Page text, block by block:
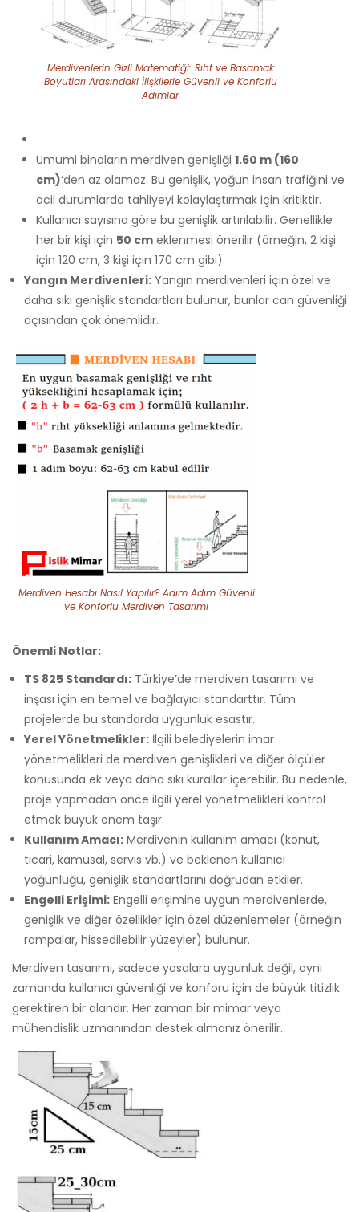
Merdivenlerin Gizli Matematiği: Rıht ve Basamak
Boyutları Arasındaki İlişkilerle Güvenli ve Konforlu
Adımlar
Umumi binaların merdiven genişliği 1.60 m (160
cm)‘den az olamaz. Bu genişlik, yoğun insan trafiğini ve
acil durumlarda tahliyeyi kolaylaştırmak için kritiktir.
Kullanıcı sayısına göre bu genişlik artırılabilir. Genellikle
her bir kişi için 50 cm eklenmesi önerilir (örneğin, 2 kişi
için 120 cm, 3 kişi için 170 cm gibi).
Yangın Merdivenleri: Yangın merdivenleri için özel ve
daha sıkı genişlik standartları bulunur, bunlar can güvenliği
açısından çok önemlidir.
Merdiven Hesabı Nasıl Yapılır? Adım Adım Güvenli
ve Konforlu Merdiven Tasarımı
Önemli Notlar:
TS 825 Standardı: Türkiye’de merdiven tasarımı ve
inşası için en temel ve bağlayıcı standarttır. Tüm
projelerde bu standarda uygunluk esastır.
Yerel Yönetmelikler: İlgili belediyelerin imar
yönetmelikleri de merdiven genişlikleri ve diğer ölçüler
konusunda ek veya daha sıkı kurallar içerebilir. Bu nedenle,
proje yapmadan önce ilgili yerel yönetmelikleri kontrol
etmek büyük önem taşır.
Kullanım Amacı: Merdivenin kullanım amacı (konut,
ticari, kamusal, servis vb.) ve beklenen kullanıcı
yoğunluğu, genişlik standartlarını doğrudan etkiler.
Engelli Erişimi: Engelli erişimine uygun merdivenlerde,
genişlik ve diğer özellikler için özel düzenlemeler (örneğin
rampalar, hissedilebilir yüzeyler) bulunur.
Merdiven tasarımı, sadece yasalara uygunluk değil, aynı
zamanda kullanıcı güvenliği ve konforu için de büyük titizlik
gerektiren bir alandır. Her zaman bir mimar veya
mühendislik uzmanından destek almanız önerilir.